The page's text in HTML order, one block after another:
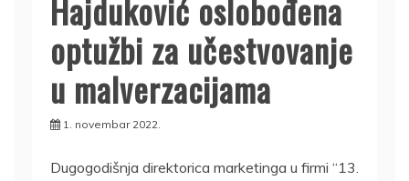
Hajduković oslobođena
optužbi za učestvovanje
u malverzacijama
1. novembar 2022.
Dugogodišnja direktorica marketinga u firmi “13.